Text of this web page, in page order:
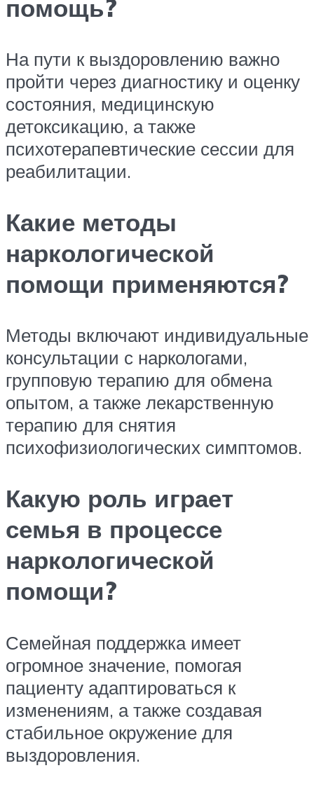
помощь?
На пути к выздоровлению важно
пройти через диагностику и оценку
состояния, медицинскую
детоксикацию, а также
психотерапевтические сессии для
реабилитации.
Какие методы
наркологической
помощи применяются?
Методы включают индивидуальные
консультации с наркологами,
групповую терапию для обмена
опытом, а также лекарственную
терапию для снятия
психофизиологических симптомов.
Какую роль играет
семья в процессе
наркологической
помощи?
Семейная поддержка имеет
огромное значение, помогая
пациенту адаптироваться к
изменениям, а также создавая
стабильное окружение для
выздоровления.